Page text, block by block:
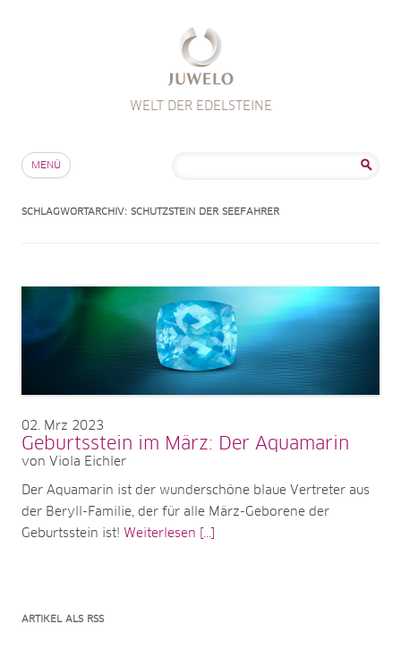
WELT DER EDELSTEINE
MENÜ
SCHLAGWORTARCHIV: SCHUTZSTEIN DER SEEFAHRER
02 Mrz 2023
Geburtsstein im März: Der Aquamarin
von Viola Eichler
Der Aquamarin ist der wunderschöne blaue Vertreter aus
der Beryll-Familie, der für alle März-Geborene der
Geburtsstein ist! Weiterlesen [...]
ARTIKEL ALS RSS